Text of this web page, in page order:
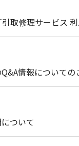
取修理サービス
情報についての
ついて